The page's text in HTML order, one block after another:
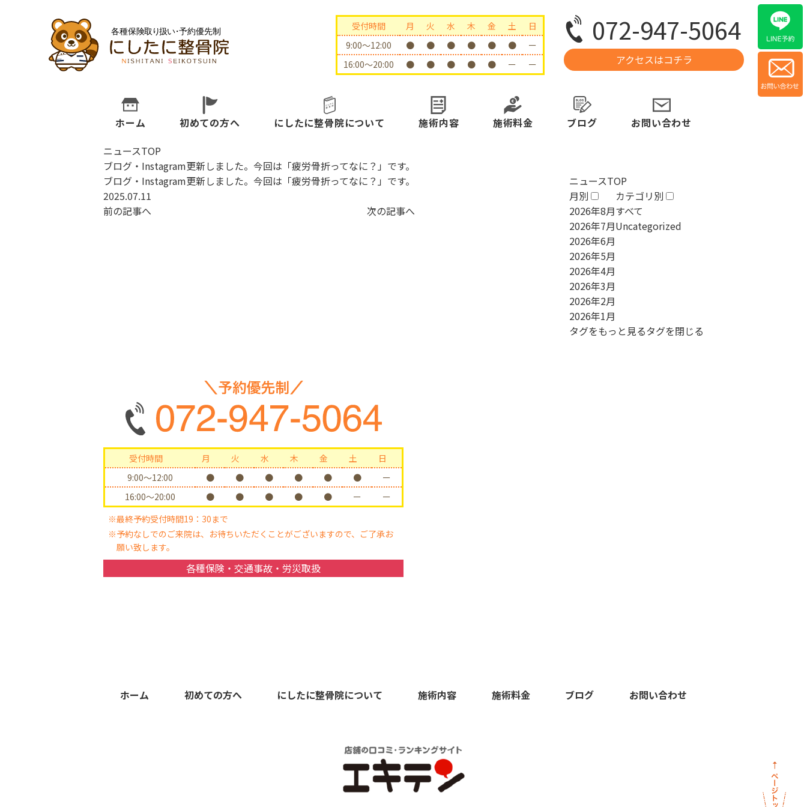
受付時間 月 火 水 木 金 土
日
9:00〜12:00
● ● ● ● ● ●
ー
16:00〜20:00
● ● ● ● ● ー ー
072-947-5064
アクセスはコチラ
ホーム 初めての方へ にしたに整骨院について 施術内容 施術料金 ブログ
お問い合わせ
ニュースTOP
ブログ・Instagram更新しました。今回は「疲労骨折ってなに？」です。
ブログ・Instagram更新しました。今回は「疲労骨折ってなに？」です。
2025.07.11
前の記事へ
次の記事へ
ニュースTOP
月別
2026年8月
2026年7月
2026年6月
2026年5月
2026年4月
2026年3月
2026年2月
2026年1月
カテゴリ別
すべて
Uncategorized
タグをもっと見るタグを閉じる
受付時間 月 火 水 木 金 土
日
9:00〜12:00
● ● ● ● ● ●
ー
16:00〜20:00
● ● ● ● ● ー
ー
※最終予約受付時間19：30まで
※予約なしでのご来院は、お待ちいただくことがございますので、ご了承お
願い致します。
各種保険・交通事故・労災取扱
ホーム 初めての方へ にしたに整骨院について 施術内容 施術料金 ブログ お問い合わせ